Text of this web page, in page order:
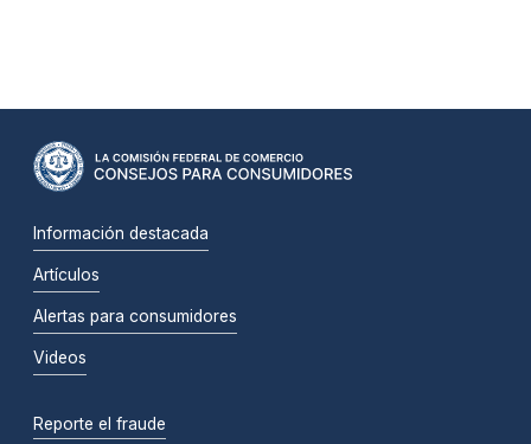
Información destacada
Artículos
Alertas para consumidores
Videos
Reporte el fraude